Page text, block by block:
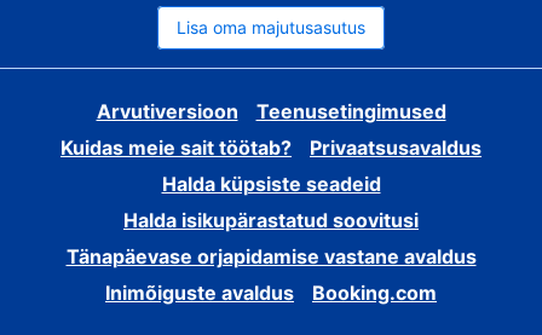
Lisa oma majutusasutus
Arvutiversioon
Teenusetingimused
Kuidas meie sait töötab?
Privaatsusavaldus
Halda küpsiste seadeid
Halda isikupärastatud soovitusi
Tänapäevase orjapidamise vastane avaldus
Inimõiguste avaldus
Booking.com